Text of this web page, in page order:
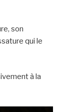
son
qui le
à la